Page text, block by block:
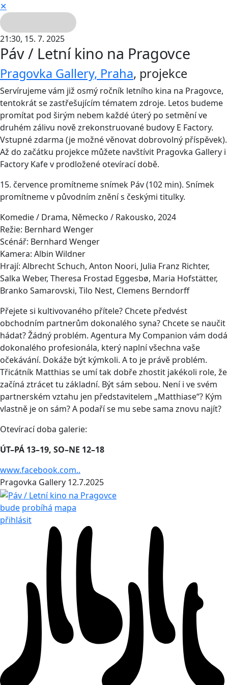
✕
21:30, 15. 7. 2025
Páv / Letní kino na Pragovce
Pragovka Gallery, Praha, projekce
Servírujeme vám již osmý ročník letního kina na Pragovce,
tentokrát se zastřešujícím tématem zdroje. Letos budeme
promítat pod širým nebem každé úterý po setmění ve
druhém zálivu nově zrekonstruované budovy E Factory.
Vstupné zdarma (je možné věnovat dobrovolný příspěvek).
Až do začátku projekce můžete navštívit Pragovka Gallery i
Factory Kafe v prodložené otevírací době.
15. července promítneme snímek Páv (102 min). Snímek
promítneme v původním znění s českými titulky.
Komedie / Drama, Německo / Rakousko, 2024
Režie: Bernhard Wenger
Scénář: Bernhard Wenger
Kamera: Albin Wildner
Hrají: Albrecht Schuch, Anton Noori, Julia Franz Richter,
Salka Weber, Theresa Frostad Eggesbø, Maria Hofstätter,
Branko Samarovski, Tilo Nest, Clemens Berndorff
Přejete si kultivovaného přítele? Chcete předvést
obchodním partnerům dokonalého syna? Chcete se naučit
hádat? Žádný problém. Agentura My Companion vám dodá
dokonalého profesionála, který naplní všechna vaše
očekávání. Dokáže být kýmkoli. A to je právě problém.
Třicátník Matthias se umí tak dobře zhostit jakékoli role, že
začíná ztrácet tu základní. Být sám sebou. Není i ve svém
partnerském vztahu jen představitelem „Matthiase“? Kým
vlastně je on sám? A podaří se mu sebe sama znovu najít?
Otevírací doba galerie:
ÚT–⁠⁠⁠⁠⁠PÁ 13–⁠⁠⁠⁠⁠19, SO–⁠⁠⁠⁠⁠NE 12–⁠⁠⁠⁠⁠18
www.facebook.com..
Pragovka Gallery 12.7.2025
bude probíhá mapa
přihlásit